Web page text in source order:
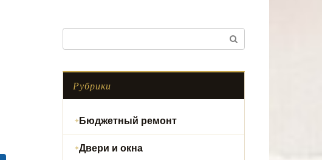
Рубрики
Бюджетный ремонт
Двери и окна